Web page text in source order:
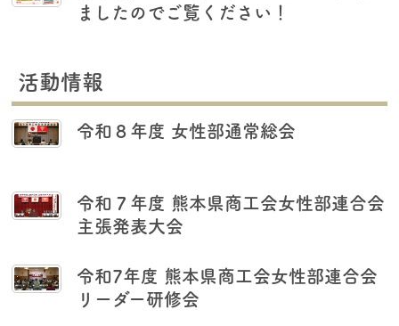
ましたのでご覧ください！
活動情報
令和８年度 女性部通常総会
令和７年度 熊本県商工会女性部連合会
主張発表大会
令和7年度 熊本県商工会女性部連合会
リーダー研修会